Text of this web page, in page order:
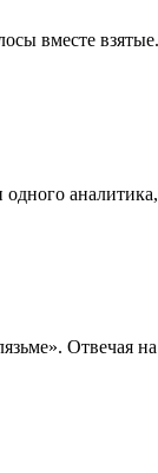
вместе
Отвечая на